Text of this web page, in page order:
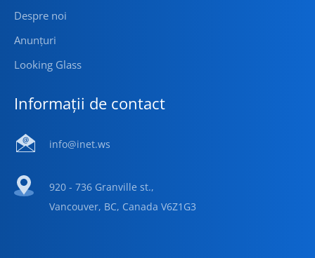
Despre noi
Anunțuri
Looking Glass
Informații de contact
info@inet.ws
920 - 736 Granville st.,
Vancouver, BC, Canada V6Z1G3